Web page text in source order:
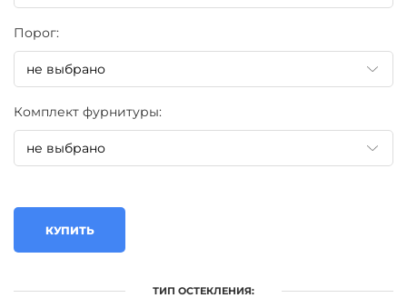
Порог:
Комплект фурнитуры:
КУПИТЬ
ТИП ОСТЕКЛЕНИЯ: